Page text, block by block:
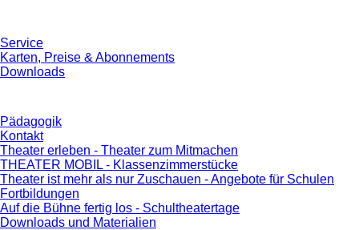
Service
Karten, Preise & Abonnements
Downloads
Pädagogik
Kontakt
Theater erleben - Theater zum Mitmachen
THEATER MOBIL - Klassenzimmerstücke
Theater ist mehr als nur Zuschauen - Angebote für Schulen
Fortbildungen
Auf die Bühne fertig los - Schultheatertage
Downloads und Materialien